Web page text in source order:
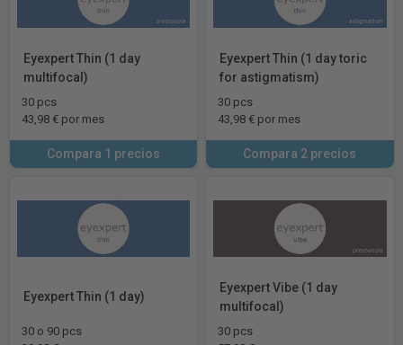
Eyexpert Thin (1 day
multifocal)
30 pcs
43,98 € por mes
Compara 1 precios
Eyexpert Thin (1 day toric
for astigmatism)
30 pcs
43,98 € por mes
Compara 2 precios
Eyexpert Thin (1 day)
30 o 90 pcs
Eyexpert Vibe (1 day
multifocal)
30 pcs